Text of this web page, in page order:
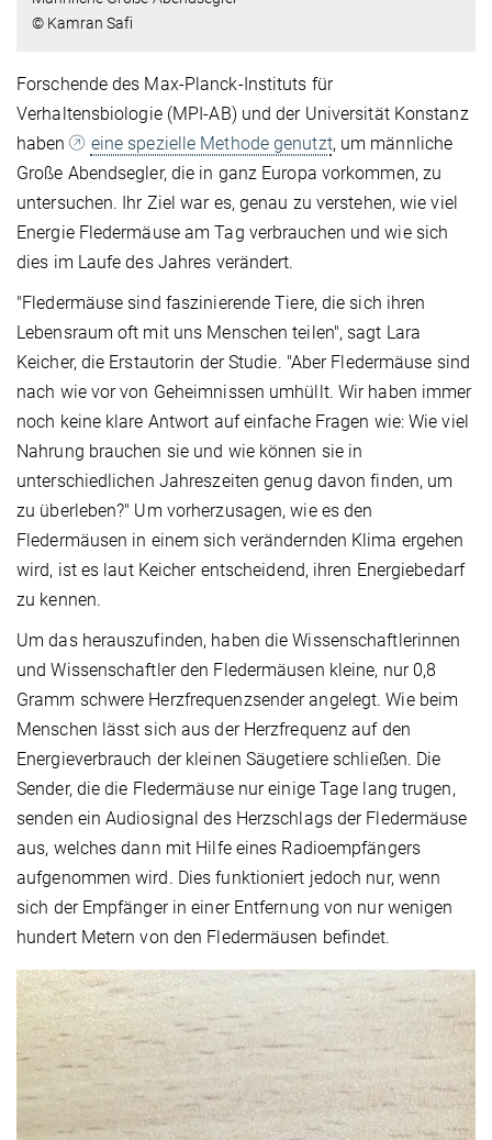
© Kamran Safi
Forschende des Max-Planck-Instituts für
Verhaltensbiologie (MPI-AB) und der Universität Konstanz
haben
eine spezielle Methode genutzt, um männliche
Große Abendsegler, die in ganz Europa vorkommen, zu
untersuchen. Ihr Ziel war es, genau zu verstehen, wie viel
Energie Fledermäuse am Tag verbrauchen und wie sich
dies im Laufe des Jahres verändert.
"Fledermäuse sind faszinierende Tiere, die sich ihren
Lebensraum oft mit uns Menschen teilen", sagt Lara
Keicher, die Erstautorin der Studie. "Aber Fledermäuse sind
nach wie vor von Geheimnissen umhüllt. Wir haben immer
noch keine klare Antwort auf einfache Fragen wie: Wie viel
Nahrung brauchen sie und wie können sie in
unterschiedlichen Jahreszeiten genug davon finden, um
zu überleben?" Um vorherzusagen, wie es den
Fledermäusen in einem sich verändernden Klima ergehen
wird, ist es laut Keicher entscheidend, ihren Energiebedarf
zu kennen.
Um das herauszufinden, haben die Wissenschaftlerinnen
und Wissenschaftler den Fledermäusen kleine, nur 0,8
Gramm schwere Herzfrequenzsender angelegt. Wie beim
Menschen lässt sich aus der Herzfrequenz auf den
Energieverbrauch der kleinen Säugetiere schließen. Die
Sender, die die Fledermäuse nur einige Tage lang trugen,
senden ein Audiosignal des Herzschlags der Fledermäuse
aus, welches dann mit Hilfe eines Radioempfängers
aufgenommen wird. Dies funktioniert jedoch nur, wenn
sich der Empfänger in einer Entfernung von nur wenigen
hundert Metern von den Fledermäusen befindet.